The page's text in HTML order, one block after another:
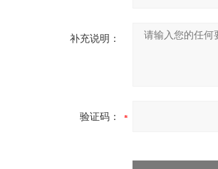
补充说明：
验证码：